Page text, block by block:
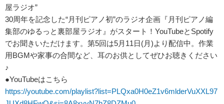
屋ラジオ”
30周年を記念した“月刊ピアノ初”のラジオ企画『月刊ピアノ編
集部のゆるっと裏部屋ラジオ』がスタート！YouTubeとSpotify
でお聞きいただけます。第5回は5月11日(月)より配信中。作業
用BGMや家事の合間など、耳のお供としてぜひお聴きください
♪
●YouTubeはこちら
https://youtube.com/playlist?list=PLQxa0H0eZ1v6mlderVuXXL97